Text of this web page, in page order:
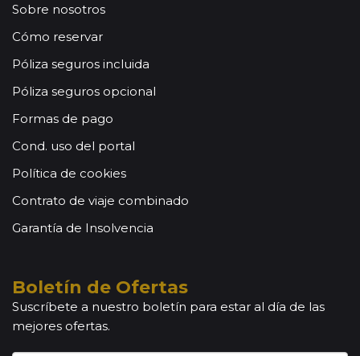
Sobre nosotros
Cómo reservar
Póliza seguros incluida
Póliza seguros opcional
Formas de pago
Cond. uso del portal
Política de cookies
Contrato de viaje combinado
Garantía de Insolvencia
Boletín de Ofertas
Suscríbete a nuestro boletín para estar al día de las
mejores ofertas.